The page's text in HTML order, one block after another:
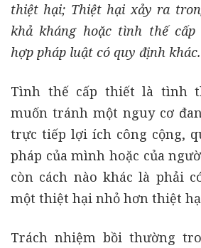
thiệt hại; Thiệt hại xảy ra
khả kháng hoặc tình thế
hợp pháp luật có quy định khác.
Tình thế cấp thiết là tình
muốn tránh một nguy cơ
trực tiếp lợi ích công cộng,
pháp của mình hoặc của
còn cách nào khác là phải
một thiệt hại nhỏ hơn thiệt
Trách nhiệm bồi thường